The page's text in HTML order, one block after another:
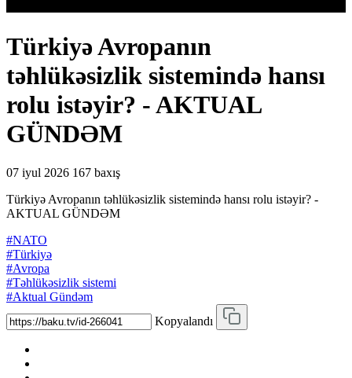
Türkiyə Avropanın
təhlükəsizlik sistemində hansı
rolu istəyir? - AKTUAL
GÜNDƏM
07 iyul 2026 167 baxış
Türkiyə Avropanın təhlükəsizlik sistemində hansı rolu istəyir? -
AKTUAL GÜNDƏM
#NATO
#Türkiyə
#Avropa
#Təhlükəsizlik sistemi
#Aktual Gündəm
Kopyalandı